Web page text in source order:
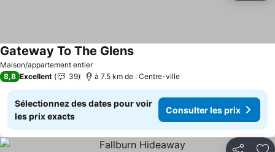
Maison/appartement entier
Gateway To The Glens
8,8 Excellent 39 à 7.5 km de : Centre-ville
Sélectionnez des dates pour voir
les prix exacts
Consulter les prix